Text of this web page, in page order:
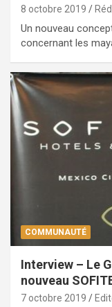
8 octobre 2019
Un nouveau
concernant les
COMMUNAUTÉ
Interview – Le
nouveau
7 octobre 2019